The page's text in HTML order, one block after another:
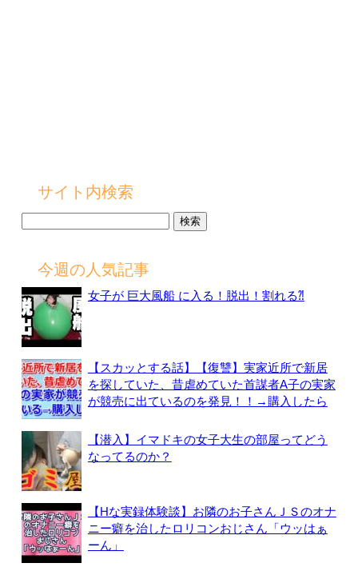
サイト内検索
今週の人気記事
女子が 巨大風船 に入る！脱出！割れる⁈
【スカッとする話】【復讐】実家近所で新居
を探していた、昔虐めていた首謀者A子の実家
が競売に出ているのを発見！！→購入したら
【潜入】イマドキの女子大生の部屋ってどう
なってるのか？
【Hな実録体験談】お隣のお子さんＪＳのオナ
ニー癖を治したロリコンおじさん「ウッはぁ
ーん」